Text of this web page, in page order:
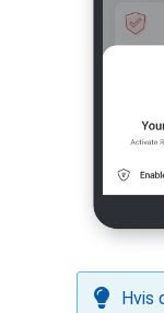
Trykk
tilgang
Hvis